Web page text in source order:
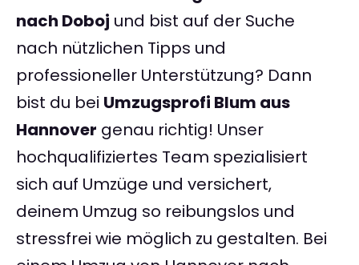
nach Doboj und bist auf der Suche
nach nützlichen Tipps und
professioneller Unterstützung? Dann
bist du bei Umzugsprofi Blum aus
Hannover genau richtig! Unser
hochqualifiziertes Team spezialisiert
sich auf Umzüge und versichert,
deinem Umzug so reibungslos und
stressfrei wie möglich zu gestalten. Bei